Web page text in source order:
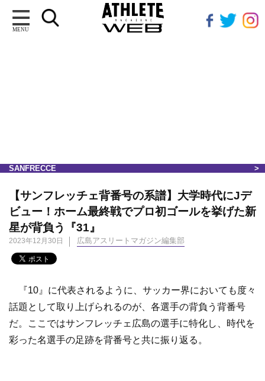
MENU
SANFRECCE
【サンフレッチェ背番号の系譜】大学時代にJデ
ビュー！ホーム最終戦でプロ初ゴールを挙げた新
星が背負う『31』
2023年12月30日 広島アスリートマガジン編集部
『10』に代表されるように、サッカー界においても度々
話題として取り上げられるのが、各選手の背負う背番号
だ。ここではサンフレッチェ広島の選手に特化し、時代を
彩った名選手の足跡を背番号と共に振り返る。